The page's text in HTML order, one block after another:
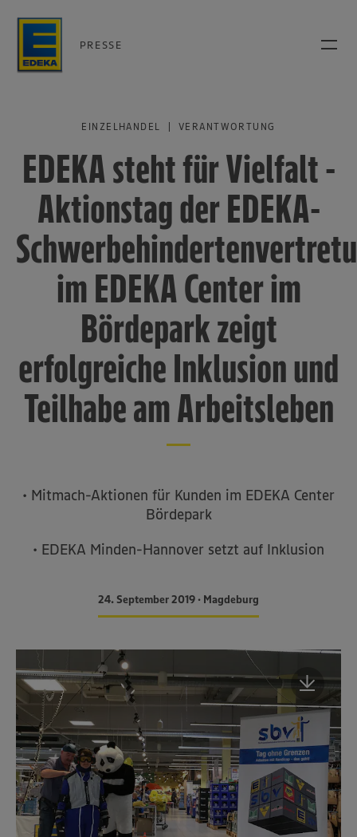
PRESSE
EINZELHANDEL | VERANTWORTUNG
EDEKA steht für Vielfalt -
Aktionstag der EDEKA-
im EDEKA Center im
Bördepark zeigt
erfolgreiche Inklusion und
Teilhabe am Arbeitsleben
• Mitmach-Aktionen für Kunden im EDEKA Center
Bördepark
• EDEKA Minden-Hannover setzt auf Inklusion
24. September 2019 • Magdeburg